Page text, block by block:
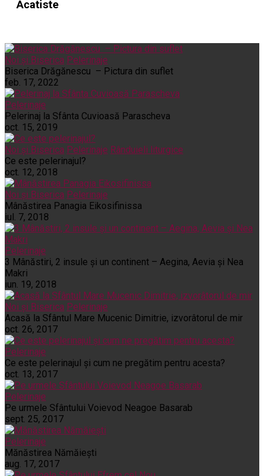
Acatiste
Noi și Biserica Pelerinaje
Biserica Drăgănescu – Pictura din suflet
feb. 17, 2022
Pelerinaje
Pelerinaj la Sfânta Cuvioasă Parascheva
oct. 15, 2019
Noi și Biserica Pelerinaje Rânduieli liturgice
Ce este pelerinajul?
oct. 12, 2018
Noi și Biserica Pelerinaje
Mânăstirea Panagia Eikosifinissa
iul. 7, 2018
Pelerinaje
3 Mânăstiri, 2 insule și un continent – Aegina, Aevia și Nea
Makri
iun. 19, 2018
Noi și Biserica Pelerinaje
Acasă la Sfântul Mare Mucenic Dimitrie, izvorâtorul de mir
oct. 26, 2017
Pelerinaje
Ce este pelerinajul şi cum ne pregătim pentru acesta?
oct. 13, 2017
Pelerinaje
Pe urmele Sfântului Voievod Neagoe Basarab
sept. 25, 2017
Pelerinaje
Mănăstirea Nămăiești
aug. 17, 2017